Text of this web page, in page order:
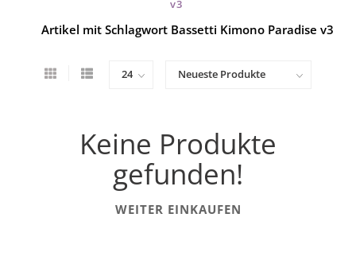
v3
Artikel mit Schlagwort Bassetti Kimono Paradise v3
Keine Produkte
gefunden!
WEITER EINKAUFEN